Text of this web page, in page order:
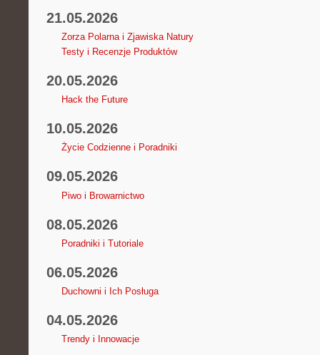
21.05.2026
Zorza Polarna i Zjawiska Natury
Testy i Recenzje Produktów
20.05.2026
Hack the Future
10.05.2026
Życie Codzienne i Poradniki
09.05.2026
Piwo i Browarnictwo
08.05.2026
Poradniki i Tutoriale
06.05.2026
Duchowni i Ich Posługa
04.05.2026
Trendy i Innowacje